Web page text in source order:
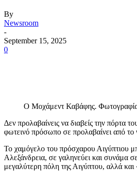
By
Newsroom
-
September 15, 2025
0
Ο Μοχάμεντ Καβάφης.
Δεν προλαβαίνεις να διαβείς την πόρτα
φωτεινό πρόσωπο σε προλαβαίνει από το
Το χαμόγελο του πρόσχαρου Αιγύπτιου
Αλεξάνδρεια, σε γαληνεύει και συνάμα
μεγαλύτερη πόλη της Αιγύπτου, αλλά και